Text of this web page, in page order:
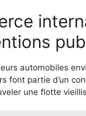
automobiles
font partie d’un
une flotte